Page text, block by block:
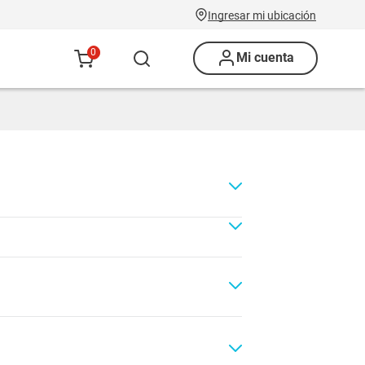
Ingresar mi ubicación
0 Mi cuenta